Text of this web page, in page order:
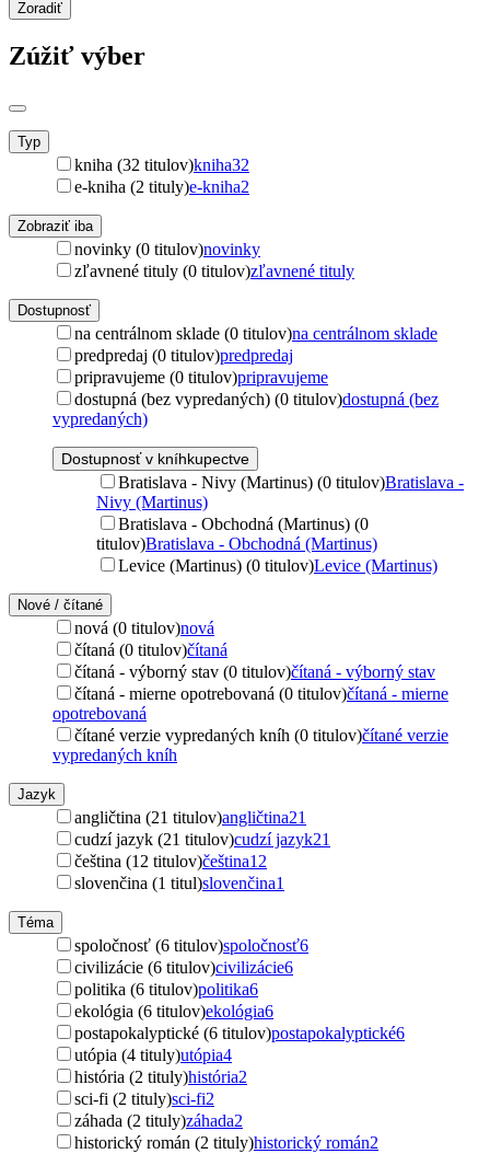
Zoradiť
Zúžiť výber
Typ
kniha (32 titulov)kniha32
e-kniha (2 tituly)e-kniha2
Zobraziť iba
novinky (0 titulov)novinky
zľavnené tituly (0 titulov)zľavnené tituly
Dostupnosť
na centrálnom sklade (0 titulov)na centrálnom sklade
predpredaj (0 titulov)predpredaj
pripravujeme (0 titulov)pripravujeme
dostupná (bez vypredaných) (0 titulov)dostupná (bez
vypredaných)
Dostupnosť v kníhkupectve
Bratislava - Nivy (Martinus) (0 titulov)Bratislava -
Nivy (Martinus)
Bratislava - Obchodná (Martinus) (0
titulov)Bratislava - Obchodná (Martinus)
Levice (Martinus) (0 titulov)Levice (Martinus)
Nové / čítané
nová (0 titulov)nová
čítaná (0 titulov)čítaná
čítaná - výborný stav (0 titulov)čítaná - výborný stav
čítaná - mierne opotrebovaná (0 titulov)čítaná - mierne
opotrebovaná
čítané verzie vypredaných kníh (0 titulov)čítané verzie
vypredaných kníh
Jazyk
angličtina (21 titulov)angličtina21
cudzí jazyk (21 titulov)cudzí jazyk21
čeština (12 titulov)čeština12
slovenčina (1 titul)slovenčina1
Téma
spoločnosť (6 titulov)spoločnosť6
civilizácie (6 titulov)civilizácie6
politika (6 titulov)politika6
ekológia (6 titulov)ekológia6
postapokalyptické (6 titulov)postapokalyptické6
utópia (4 tituly)utópia4
história (2 tituly)história2
sci-fi (2 tituly)sci-fi2
záhada (2 tituly)záhada2
historický román (2 tituly)historický román2